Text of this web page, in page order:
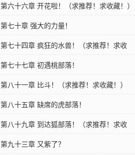
藏！）
第六十六章 开花啦！（求推荐！求收藏！）
第七十章 强大的力量！
第七十四章 疯狂的水兽！（求推荐！求收
藏！）
第七十七章 初遇桃部落！
第八十一章 比斗！（求推荐！求收藏！）
第八十五章 缺席的虎部落！
第八十九章 到达狐部落！（求推荐！求收
藏！）
第九十三章 又紫了？